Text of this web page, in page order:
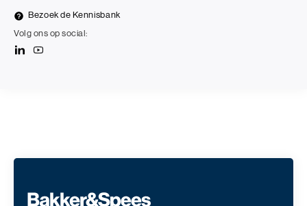
Bezoek de Kennisbank
Volg ons op social: